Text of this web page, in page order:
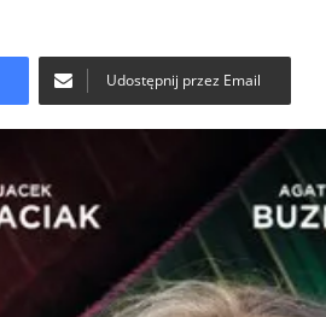
Udostępnij przez Email